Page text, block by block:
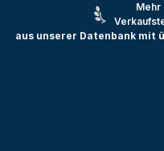
Mehr
aus unserer Datenbank mit